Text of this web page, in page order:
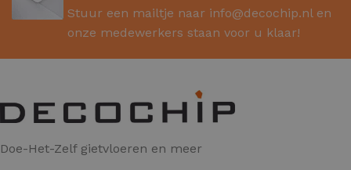
Stuur een mailtje naar info@decochip.nl en
onze medewerkers staan voor u klaar!
Doe-Het-Zelf gietvloeren en meer